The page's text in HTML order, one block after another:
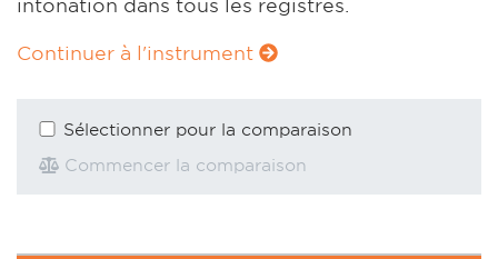
Continuer à l'instrument
Sélectionner pour la comparaison
Commencer la comparaison